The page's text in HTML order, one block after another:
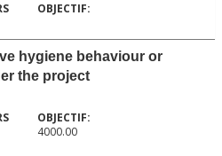
hygiene behaviour or
the project
4000.00